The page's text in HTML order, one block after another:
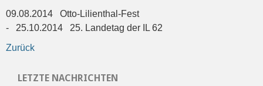
09.08.2014 Otto-Lilienthal-Fest
- 25.10.2014 25. Landetag der IL 62
Zurück
LETZTE NACHRICHTEN